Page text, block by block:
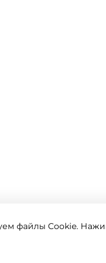
файлы Cookie.